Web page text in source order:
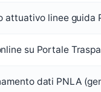
attuativo linee guida
su Portale
dati PNLA